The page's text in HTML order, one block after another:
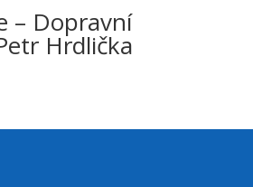
– Dopravní
Hrdlička